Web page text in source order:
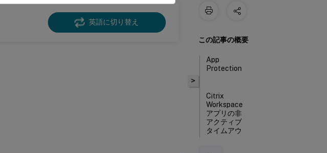
英語に切り替え
>
この記事の概要
App
Protection
Citrix
Workspace
アプリの非
アクティブ
タイムアウ